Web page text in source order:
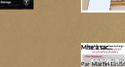
Mise à sac…
Par Martin